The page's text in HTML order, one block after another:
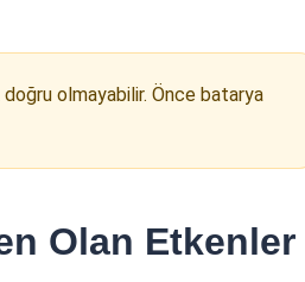
olmayabilir. Önce batarya
Olan Etkenler